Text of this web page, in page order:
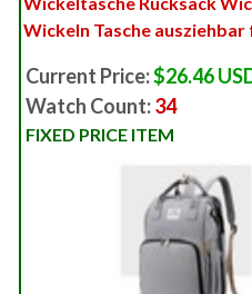
Wickeln Tasche
Current Price:$26.46
Watch Count:34
FIXED PRICE ITEM